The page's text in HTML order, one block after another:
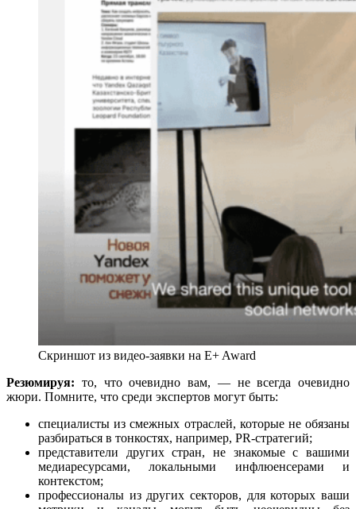
Скриншот из видео-заявки на E+ Award
Резюмируя: то, что очевидно вам, — не всегда очевидно
жюри. Помните, что среди экспертов могут быть:
специалисты из смежных отраслей, которые не обязаны
разбираться в тонкостях, например, PR-стратегий;
представители других стран, не знакомые с вашими
медиаресурсами, локальными инфлюенсерами и
контекстом;
профессионалы из других секторов, для которых ваши